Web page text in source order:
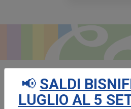
Dicono di noi:
📢 SALDI
LUGLIO AL 5